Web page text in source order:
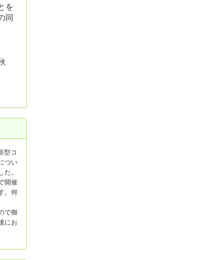
を
同
型コ
つい
。
開催
。何
で御
にお